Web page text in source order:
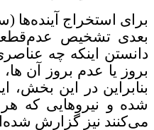
برای استخراج آینده‌ها
بعدی تشخیص
دانستن اینکه چه
بروز یا عدم بروز آن
بنابراین در این بخش،
شده و نیروهایی که هر
می‌کنند نیز گزارش